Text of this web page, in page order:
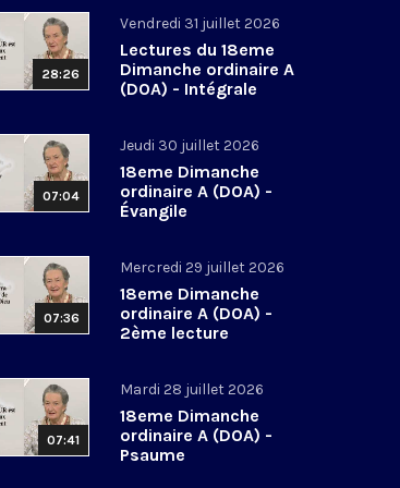
28:26
Vendredi 31 juillet 2026
Lectures du 18eme
Dimanche ordinaire A
(DOA) - Intégrale
07:04
Jeudi 30 juillet 2026
18eme Dimanche
ordinaire A (DOA) -
Évangile
07:36
Mercredi 29 juillet 2026
18eme Dimanche
ordinaire A (DOA) -
2ème lecture
07:41
Mardi 28 juillet 2026
18eme Dimanche
ordinaire A (DOA) -
Psaume